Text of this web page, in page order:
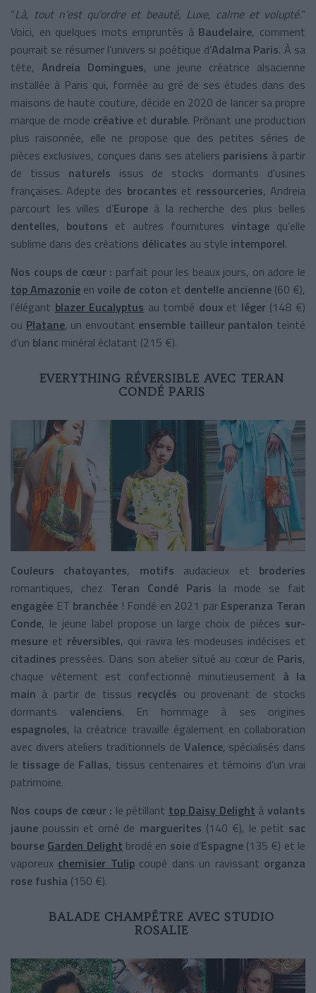
“Là, tout n’est qu’ordre et beauté, Luxe, calme et volupté.”
Voici, en quelques mots empruntés à Baudelaire, comment
pourrait se résumer l’univers si poétique d’Adalma Paris. À sa
tête, Andreia Domingues, une jeune créatrice alsacienne
installée à Paris qui, formée au gré de ses études dans des
maisons de haute couture, décide en 2020 de lancer sa propre
marque de mode créative et durable. Prônant une production
plus raisonnée, elle ne propose que des petites séries de
pièces exclusives, conçues dans ses ateliers parisiens à partir
de tissus naturels issus de stocks dormants d'usines
françaises. Adepte des brocantes et ressourceries, Andreia
parcourt les villes d’Europeà la recherche des plus belles
dentelles, boutons et autres fournitures vintage qu’elle
sublime dans des créations délicates au style intemporel.
Nos coups de cœur : parfait pour les beaux jours, on adore le
top Amazonie envoile de coton et dentelle ancienne (60 €),
l’élégant blazer Eucalyptus au tombé doux et léger(148 €)
ou Platane, un envoutant ensemble tailleur pantalon teinté
d’un blanc minéral éclatant (215 €).
EVERYTHING RÉVERSIBLE AVEC TERAN
CONDÉ PARIS
Couleurs chatoyantes, motifs audacieux et broderies
romantiques, chez Teran Condé Paris la mode se fait
engagée ET branchée ! Fondé en 2021 par Esperanza Teran
Conde, le jeune label propose un large choix de pièces sur-
mesure et réversibles, qui ravira les modeuses indécises et
citadines pressées. Dans son atelier situé au cœur de Paris,
chaque vêtement est confectionné minutieusement à la
main à partir de tissus recyclés ou provenant de stocks
dormants valenciens.
En hommage à ses origines
espagnoles, la créatrice travaille également en collaboration
avec divers ateliers traditionnels de Valence, spécialisés dans
le tissage de Fallas, tissus centenaires et témoins d’un vrai
patrimoine.
Nos coups de cœur : le pétillant top Daisy Delight àvolants
jaune poussin et orné de marguerites (140 €), le petit sac
bourse Garden Delight brodé en soie d’Espagne (135 €) et le
vaporeux chemisier Tulipcoupé dans un ravissant organza
rose fushia (150 €).
BALADE CHAMPÊTRE AVEC STUDIO
ROSALIE